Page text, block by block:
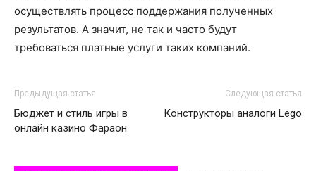
осуществлять процесс поддержания полученных
результатов. А значит, не так и часто будут
требоваться платные услуги таких компаний.
Предыдущая статья
Бюджет и стиль игры в
онлайн казино Фараон
Следующая статья
Конструкторы аналоги Lego